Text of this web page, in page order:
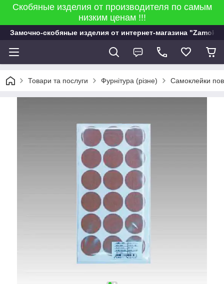
Скобяные изделия от производителя по самым
низким ценам !!!
Замочно-скобяные изделия от интернет-магазина "Zamok
Товари та послуги Фурнітура (різне) Самоклейки